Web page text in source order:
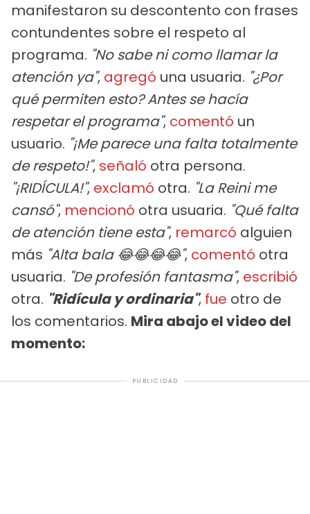
manifestaron su descontento con frases
contundentes sobre el respeto al
programa. "No sabe ni como llamar la
atención ya", agregó una usuaria. "¿Por
qué permiten esto? Antes se hacía
respetar el programa", comentó un
usuario. "¡Me parece una falta totalmente
de respeto!", señaló otra persona.
"¡RIDÍCULA!", exclamó otra. "La Reini me
cansó", mencionó otra usuaria. "Qué falta
de atención tiene esta", remarcó alguien
más "Alta bala 😂😂😂😂", comentó otra
usuaria. "De profesión fantasma", escribió
otra. "Ridícula y ordinaria", fue otro de
los comentarios. Mira abajo el video del
momento:
PUBLICIDAD